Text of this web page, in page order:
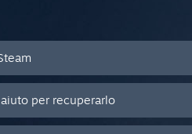
per recuperarlo